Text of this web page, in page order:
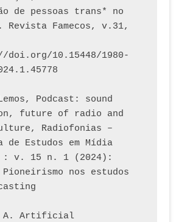
de pessoas trans* no
Revista Famecos, v.31,
10.15448/1980-
Podcast: sound
future of radio and
Radiofonias –
de Estudos em Mídia
: v. 15 n. 1 (2024):
Pioneirismo nos estudos
A. Artificial